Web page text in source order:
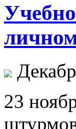
23